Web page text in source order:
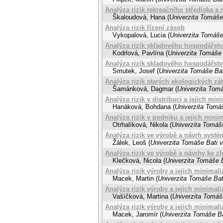
Analýza rizik rekreačního střediska a
Škaloudová, Hana (Univerzita
Analýza rizik řízení zásob
Vykopalová, Lucia (Univerzita
Analýza rizik skladového
Kodrlová, Pavlína (Univerzita
Analýza rizik skladového
Smutek, Josef (Univerzita Tomáše
Analýza rizik starých ekologických
Šamánková, Dagmar (Univerzita
Analýza rizik v distribuci a jejich
Hanáková, Bohdana (Univerzita
Analýza rizik v podniku a jejich
Otrhalíková, Nikola (Univerzita
Analýza rizik ve výrobě a návrh
Žálek, Leoš (Univerzita Tomáše Bati
Analýza rizik ve výrobě a návrhy ke
Klečková, Nicola (Univerzita Tomáše
Analýza rizik výroby a jejich
Macek, Martin (Univerzita Tomáše
Analýza rizik výroby a jejich
Vašíčková, Martina (Univerzita
Analýza rizik výroby a jejich
Macek, Jaromír (Univerzita Tomáše